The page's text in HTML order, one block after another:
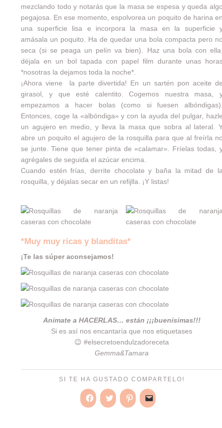
mezclando todo y notarás que la masa se espesa y queda
pegajosa. En ese momento, espolvorea un poquito de harina
una superficie lisa e incorpora la masa en la superficie
amásala un poquito. Ha de quedar una bola compacta pero
seca (si se peaga un pelín va bien). Haz una bola con
déjala en un bol tapada con papel film durante unas
*nosotras la dejamos toda la noche*.
¡Ahora viene la parte divertida! En un sartén pon aceite
girasol, y que esté calentito. Cogemos nuestra masa,
empezamos a hacer bolas (como si fuesen
Entonces, coge la «albóndiga» y con la ayuda del pulgar,
un agujero en medio, y lleva la masa que sobra al lateral.
abre un poquito el agujero de la rosquilla para que al freírla
se junte. Tiene que tener pinta de «calamar». Fríelas todas,
agrégales de seguida el azúcar encima.
Cuando estén frías, derrite chocolate y baña la mitad de
rosquilla, y déjalas secar en un refijlla. ¡Y listas!
*Muy muy ricas y blanditas*
¡Te las súper aconsejamos!
Anímate a HACERLAS… están ¡¡¡buenísimas!!!
Si es así nos encantaría que nos etiquetases
😉 #elsecretoendulzadoreceta
Gemma&Tamara
SI TE HA GUSTADO COMPARTELO!
Haz Haz Haz Haz